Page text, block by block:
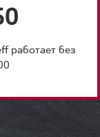
работает без